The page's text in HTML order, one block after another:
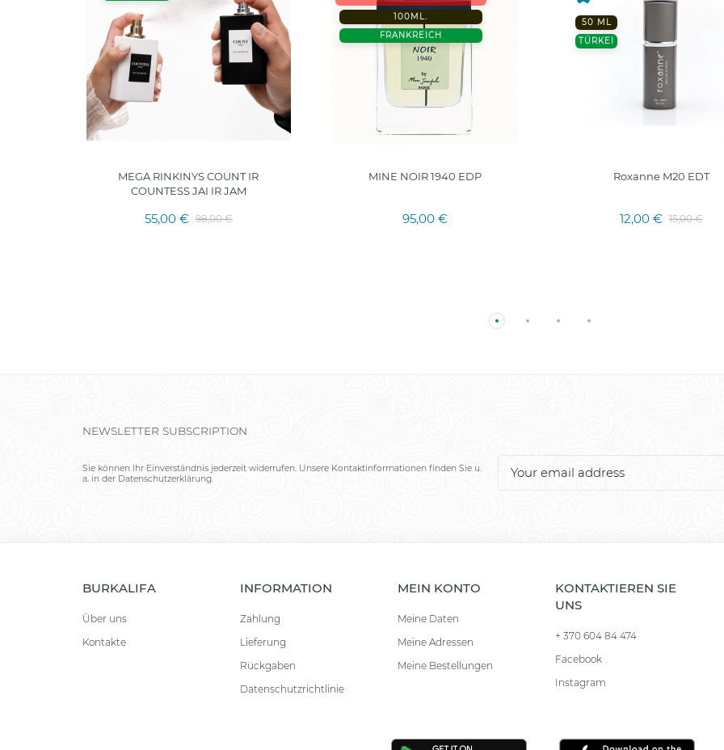
MEGA RINKINYS COUNT IR
COUNTESS JAI IR JAM
55,00 € 98,00 €
100ML.
FRANKREICH
MINE NOIR 1940 EDP
95,00 €
50 ML
TÜRKEI
Roxanne M20 EDT
12,00 € 15,00 €
NEWSLETTER SUBSCRIPTION
Sie können Ihr Einverständnis jederzeit widerrufen. Unsere Kontaktinformationen finden Sie u.
a. in der Datenschutzerklärung.
BURKALIFA
Über uns
Kontakte
INFORMATION
Zahlung
Lieferung
Rückgaben
Datenschutzrichtlinie
MEIN KONTO
Meine Daten
Meine Adressen
Meine Bestellungen
KONTAKTIEREN SIE
UNS
+ 370 604 84 474
Facebook
Instagram